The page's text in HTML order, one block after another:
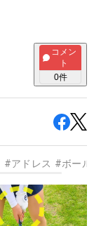
コメン
ト
0件
#アドレス #ボール